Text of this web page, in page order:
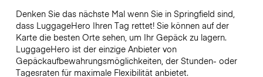
Denken Sie das nächste Mal wenn Sie in Springfield sind,
dass LuggageHero Ihren Tag rettet! Sie können auf der
Karte die besten Orte sehen, um Ihr Gepäck zu lagern.
LuggageHero ist der einzige Anbieter von
Gepäckaufbewahrungsmöglichkeiten, der Stunden- oder
Tagesraten für maximale Flexibilität anbietet.